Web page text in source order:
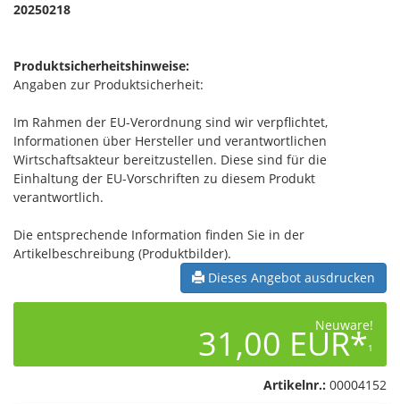
20250218
Produktsicherheitshinweise:
Angaben zur Produktsicherheit:
Im Rahmen der EU-Verordnung sind wir verpflichtet,
Informationen über Hersteller und verantwortlichen
Wirtschaftsakteur bereitzustellen. Diese sind für die
Einhaltung der EU-Vorschriften zu diesem Produkt
verantwortlich.
Die entsprechende Information finden Sie in der
Artikelbeschreibung (Produktbilder).
Dieses Angebot ausdrucken
Neuware!
31,00 EUR*1
Artikelnr.: 00004152